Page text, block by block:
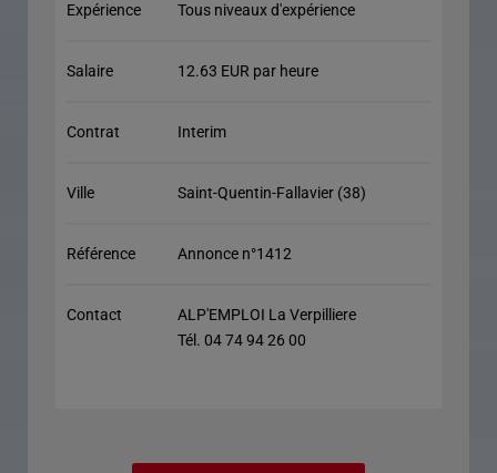
Expérience Tous niveaux d'expérience
Salaire 12.63 EUR par heure
Contrat Interim
Ville Saint-Quentin-Fallavier (38)
Référence Annonce n°1412
Contact
ALP'EMPLOI La Verpilliere
Tél. 04 74 94 26 00